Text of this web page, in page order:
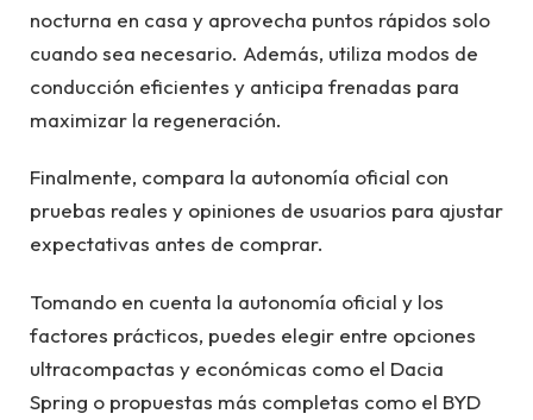
nocturna en casa y aprovecha puntos rápidos solo
cuando sea necesario. Además, utiliza modos de
conducción eficientes y anticipa frenadas para
maximizar la regeneración.
Finalmente, compara la autonomía oficial con
pruebas reales y opiniones de usuarios para ajustar
expectativas antes de comprar.
Tomando en cuenta la autonomía oficial y los
factores prácticos, puedes elegir entre opciones
ultracompactas y económicas como el Dacia
Spring o propuestas más completas como el BYD